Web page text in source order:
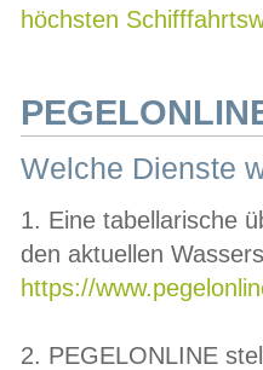
höchsten
Welche Dienste
1. Eine tabellarische
den aktuellen
https://
2. PEGELONLINE